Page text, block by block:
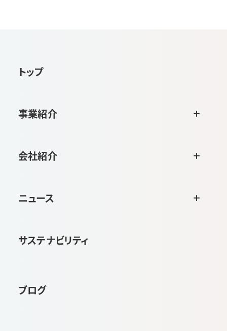
トップ
事業紹介
会社紹介
ニュース
サステナビリティ
ブログ